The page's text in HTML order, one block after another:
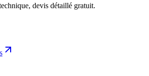
devis détaillé gratuit.